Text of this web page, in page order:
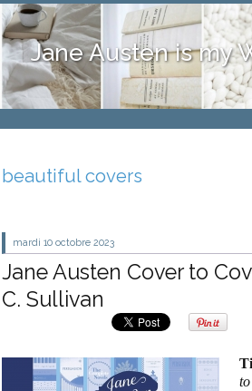
Jane Austen is my
beautiful covers
mardi 10 octobre 2023
Jane Austen Cover to
C. Sullivan